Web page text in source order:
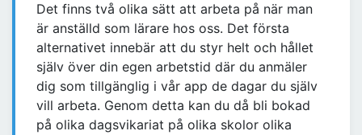
Det finns två olika sätt att arbeta på när man
är anställd som lärare hos oss. Det första
alternativet innebär att du styr helt och hållet
själv över din egen arbetstid där du anmäler
dig som tillgänglig i vår app de dagar du själv
vill arbeta. Genom detta kan du då bli bokad
på olika dagsvikariat på olika skolor olika